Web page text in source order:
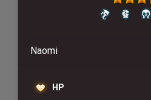
Naomi
HP